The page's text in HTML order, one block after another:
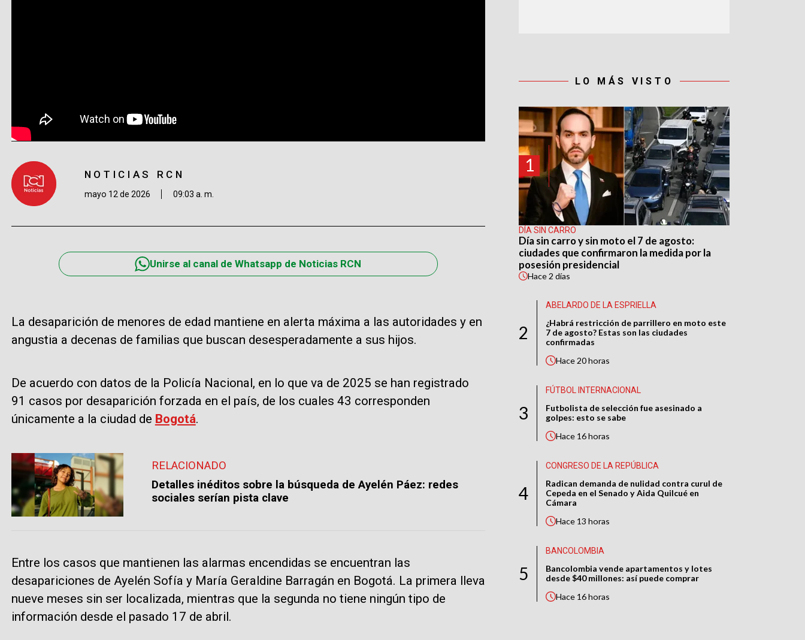
NOTICIAS RCN
mayo 12 de 2026 09:03 a. m.
Unirse al canal de Whatsapp de Noticias RCN
La desaparición de menores de edad mantiene en alerta máxima a las autoridades y en
angustia a decenas de familias que buscan desesperadamente a sus hijos.
De acuerdo con datos de la Policía Nacional, en lo que va de 2025 se han registrado
91 casos por desaparición forzada en el país, de los cuales 43 corresponden
únicamente a la ciudad de Bogotá.
RELACIONADO
Detalles inéditos sobre la búsqueda de Ayelén Páez: redes
sociales serían pista clave
Entre los casos que mantienen las alarmas encendidas se encuentran las
desapariciones de Ayelén Sofía y María Geraldine Barragán en Bogotá. La primera lleva
nueve meses sin ser localizada, mientras que la segunda no tiene ningún tipo de
información desde el pasado 17 de abril.
LO MÁS VISTO
1
DÍA SIN CARRO
Día sin carro y sin moto el 7 de agosto:
ciudades que confirmaron la medida por la
posesión presidencial
Hace2 días
2
ABELARDO DE LA ESPRIELLA
¿Habrá restricción de parrillero en moto este
7 de agosto? Estas son las ciudades
confirmadas
Hace20 horas
3
FÚTBOL INTERNACIONAL
Futbolista de selección fue asesinado a
golpes: esto se sabe
Hace 16 horas
4
CONGRESO DE LA REPÚBLICA
Radican demanda de nulidad contra curul de
Cepeda en el Senado y Aida Quilcué en
Cámara
Hace 13 horas
5
BANCOLOMBIA
Bancolombia vende apartamentos y lotes
desde $40 millones: así puede comprar
Hace 16 horas